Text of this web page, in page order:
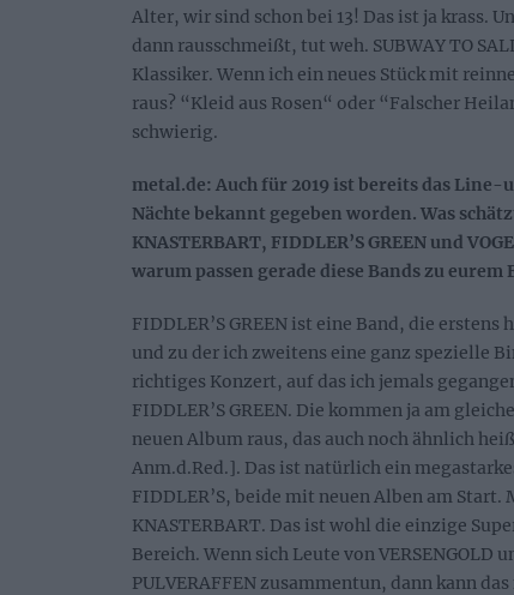
Alter, wir sind schon bei 13! Das ist ja krass.
dann rausschmeißt, tut weh. SUBWAY TO
Klassiker. Wenn ich ein neues Stück mit
raus? “Kleid aus Rosen“ oder “Falscher
schwierig.
metal.de: Auch für 2019 ist bereits das Line-
Nächte bekannt gegeben worden. Was
KNASTERBART, FIDDLER’S GREEN und
warum passen gerade diese Bands zu eurem
FIDDLER’S GREEN ist eine Band, die erstens
und zu der ich zweitens eine ganz spezielle
richtiges Konzert, auf das ich jemals
FIDDLER’S GREEN. Die kommen ja am
neuen Album raus, das auch noch ähnlich
Anm.d.Red.]. Das ist natürlich ein
FIDDLER’S, beide mit neuen Alben am Start.
KNASTERBART. Das ist wohl die einzige
Bereich. Wenn sich Leute von VERSENGOLD
PULVERAFFEN zusammentun, dann kann